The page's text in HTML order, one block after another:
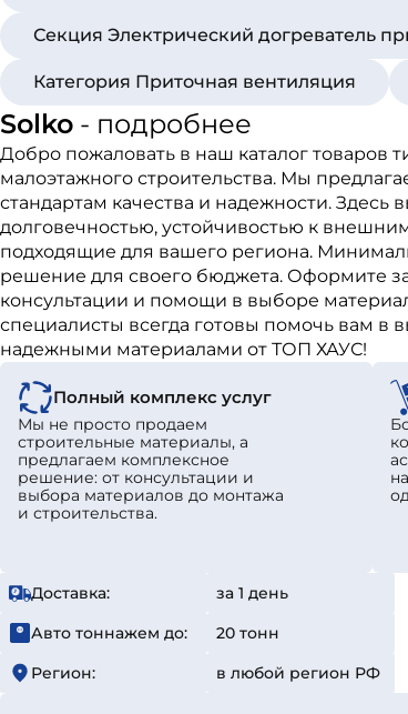
Секция Электрический догреватель
Категория Приточная вентиляция
Solko - подробнее
Добро пожаловать в наш каталог товаров
малоэтажного строительства. Мы
стандартам качества и надежности.
долговечностью, устойчивостью к
подходящие для вашего региона.
решение для своего бюджета. Оформите
консультации и помощи в выборе
специалисты всегда готовы помочь вам в
надежными материалами от ТОП ХАУС!
Полный комплекс услуг
Мы не просто продаем
строительные материалы, а
предлагаем комплексное
решение: от консультации и
выбора материалов до монтажа
и строительства.
Доставка:
за 1 день
Авто тоннажем до:
20 тонн
Регион:
в любой регион РФ